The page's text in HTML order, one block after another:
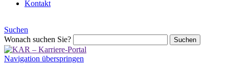
Kontakt
Suchen
Wonach suchen Sie?
Suchen
Navigation überspringen